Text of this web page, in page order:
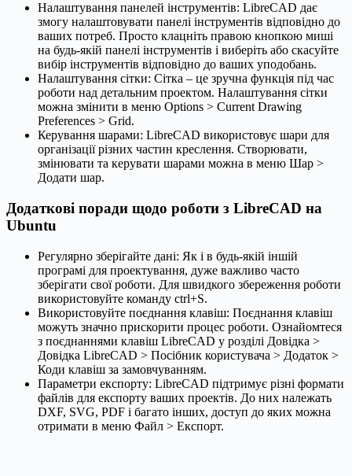
Налаштування панелей інструментів: LibreCAD дає
змогу налаштовувати панелі інструментів відповідно до
ваших потреб. Просто клацніть правою кнопкою миші
на будь-якій панелі інструментів і виберіть або скасуйте
вибір інструментів відповідно до ваших уподобань.
Налаштування сітки: Сітка – це зручна функція під час
роботи над детальним проектом. Налаштування сітки
можна змінити в меню Options > Current Drawing
Preferences > Grid.
Керування шарами: LibreCAD використовує шари для
організації різних частин креслення. Створювати,
змінювати та керувати шарами можна в меню Шар >
Додати шар.
Додаткові поради щодо роботи з LibreCAD на
Ubuntu
Регулярно зберігайте дані: Як і в будь-якій іншій
програмі для проектування, дуже важливо часто
зберігати свої роботи. Для швидкого збереження роботи
використовуйте команду ctrl+S.
Використовуйте поєднання клавіш: Поєднання клавіш
можуть значно прискорити процес роботи. Ознайомтеся
з поєднаннями клавіш LibreCAD у розділі Довідка >
Довідка LibreCAD > Посібник користувача > Додаток >
Коди клавіш за замовчуванням.
Параметри експорту: LibreCAD підтримує різні формати
файлів для експорту ваших проектів. До них належать
DXF, SVG, PDF і багато інших, доступ до яких можна
отримати в меню Файл > Експорт.